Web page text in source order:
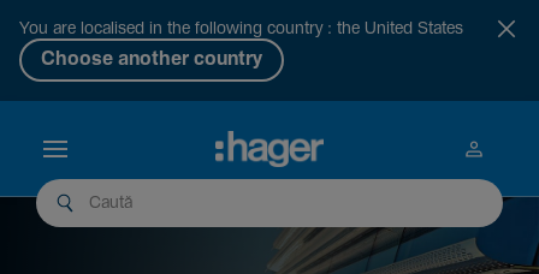
You are localised in the following country : the United States
Choose another country